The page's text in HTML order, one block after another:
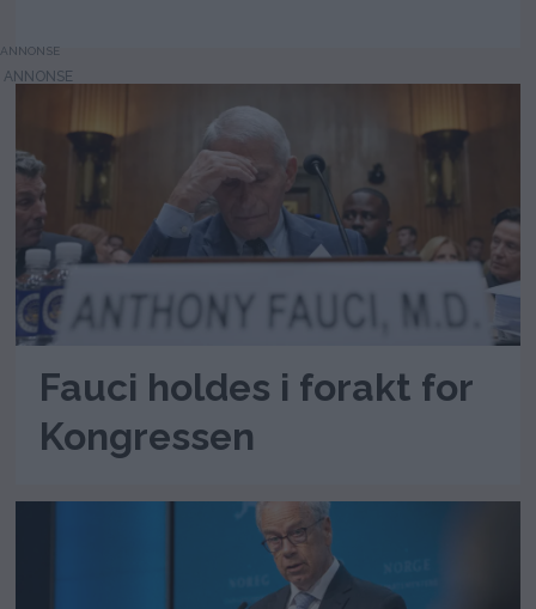
ANNONSE
Fauci holdes i forakt for
Kongressen